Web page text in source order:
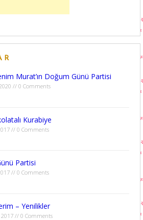
Murat’ın Doğum Günü Partisi
// 0 Comments
Kurabiye
// 0 Comments
Partisi
// 0 Comments
– Yenilikler
// 0 Comments